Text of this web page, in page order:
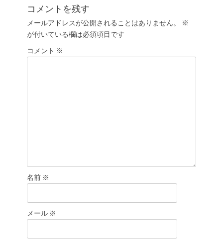
ー
シ
ョ
ン
投
コメントを残す
メールアドレスが公開されることはありません。
※
が付いている欄は必須項目です
コメント ※
名前 ※
メール ※